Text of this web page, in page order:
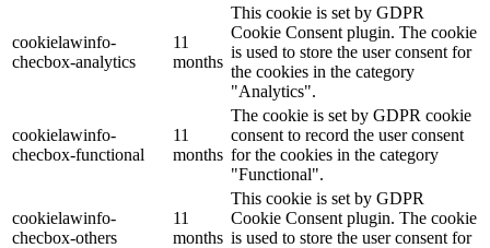
cookielawinfo-
checbox-analytics
11
months
This cookie is set by GDPR
Cookie Consent plugin. The cookie
is used to store the user consent for
the cookies in the category
"Analytics".
cookielawinfo-
checbox-functional
11
months
The cookie is set by GDPR cookie
consent to record the user consent
for the cookies in the category
"Functional".
cookielawinfo-
checbox-others
11
months
This cookie is set by GDPR
Cookie Consent plugin. The cookie
is used to store the user consent for